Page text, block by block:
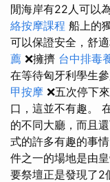
閒海岸有22人可以
絡按摩課程 船上的
可以保證安全，舒
薦 ❌擁擠 台中排毒
在等待匈牙利學生
甲按摩 ❌五次停下來
口，這並不有趣。
的不同大廳，而且
式的許多有趣的事情
件之一的場地是由
要祭壇正是發現了2